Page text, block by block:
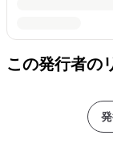
この発行者の